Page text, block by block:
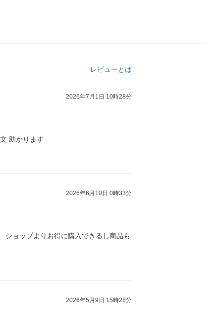
レビューとは
2026年7月1日 10時28分
助かります
2026年6月10日 0時33分
ョップよりお得に購入できるし商品も
2026年5月9日 15時28分